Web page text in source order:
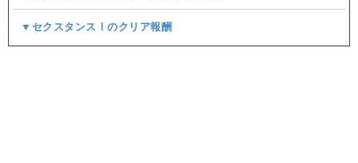
▼セクスタンスⅠのクリア報酬